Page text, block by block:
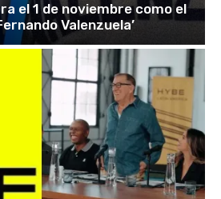
el 1 de noviembre como el
Valenzuela’